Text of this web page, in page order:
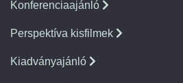
Konferenciaajánló
Perspektíva kisfilmek
Kiadványajánló